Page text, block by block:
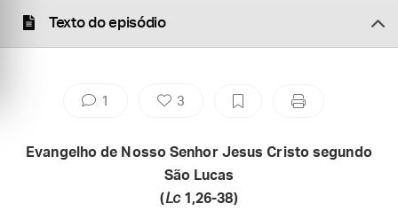
Texto do episódio
1 3
Evangelho de Nosso Senhor Jesus Cristo segundo
São Lucas
(Lc1,26-38)